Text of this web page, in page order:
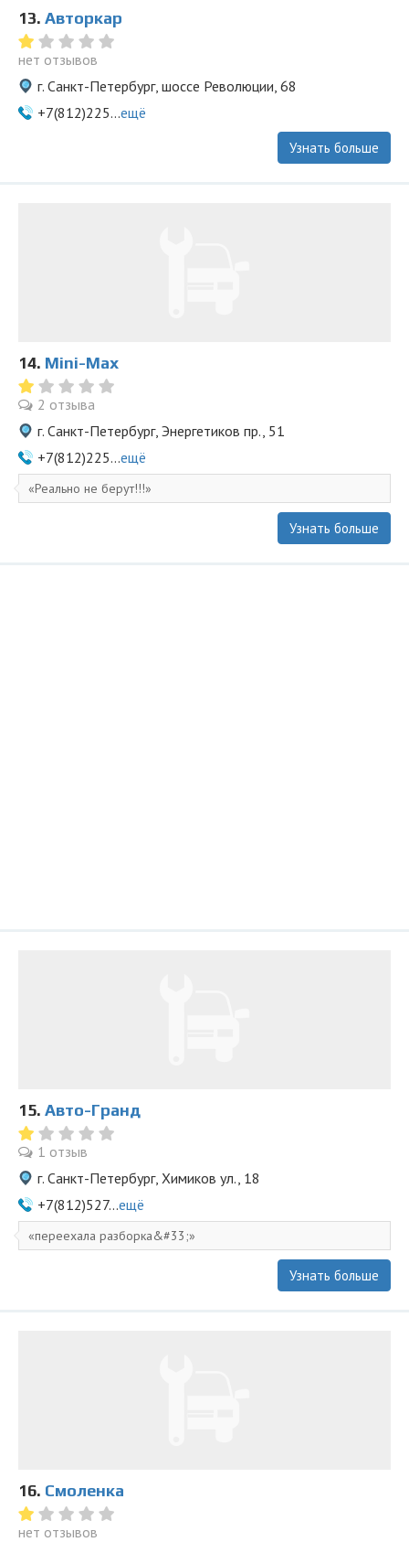
13. Авторкар
нет отзывов
г. Санкт-Петербург, шоссе Революции, 68
+7(812)225...ещё
Узнать больше
14. Mini-Max
2 отзыва
г. Санкт-Петербург, Энергетиков пр., 51
+7(812)225...ещё
Реально не берут!!!
Узнать больше
15. Авто-Гранд
1 отзыв
г. Санкт-Петербург, Химиков ул., 18
+7(812)527...ещё
переехала разборка&#33;
Узнать больше
16. Смоленка
нет отзывов